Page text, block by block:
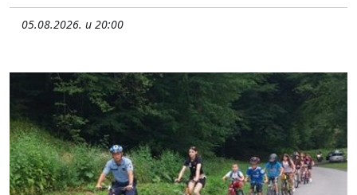
05.08.2026. u 20:00